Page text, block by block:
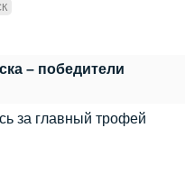
– победители
за главный трофей